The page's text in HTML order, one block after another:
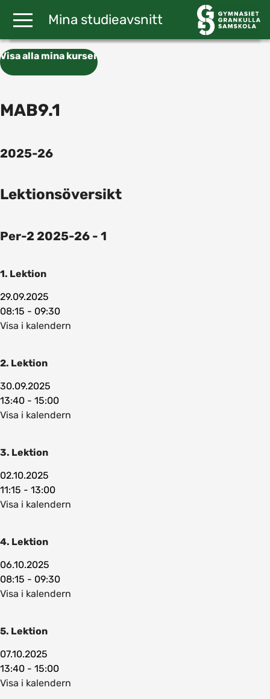
Mina studieavsnitt
Visa alla mina kurser
MAB9.1
2025-26
Lektionsöversikt
Per-2 2025-26 - 1
1. Lektion
29.09.2025
08:15 - 09:30
Visa i kalendern
2. Lektion
30.09.2025
13:40 - 15:00
Visa i kalendern
3. Lektion
02.10.2025
11:15 - 13:00
Visa i kalendern
4. Lektion
06.10.2025
08:15 - 09:30
Visa i kalendern
5. Lektion
07.10.2025
13:40 - 15:00
Visa i kalendern